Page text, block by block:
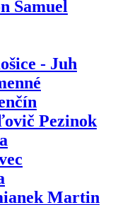
Samuel
- Juh
Pezinok
Martin